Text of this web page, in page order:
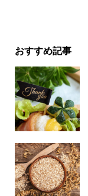
おすすめ記事